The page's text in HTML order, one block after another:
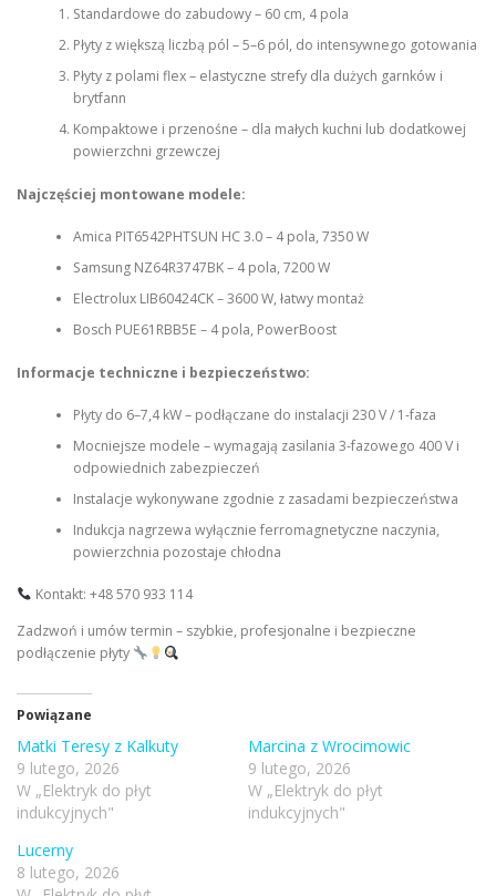
Standardowe do zabudowy – 60 cm, 4 pola
Płyty z większą liczbą pól – 5–6 pól, do intensywnego gotowania
Płyty z polami flex – elastyczne strefy dla dużych garnków i
brytfann
Kompaktowe i przenośne – dla małych kuchni lub dodatkowej
powierzchni grzewczej
Najczęściej montowane modele:
Amica PIT6542PHTSUN HC 3.0 – 4 pola, 7350 W
Samsung NZ64R3747BK – 4 pola, 7200 W
Electrolux LIB60424CK – 3600 W, łatwy montaż
Bosch PUE61RBB5E – 4 pola, PowerBoost
Informacje techniczne i bezpieczeństwo:
Płyty do 6–7,4 kW – podłączane do instalacji 230 V / 1-faza
Mocniejsze modele – wymagają zasilania 3-fazowego 400 V i
odpowiednich zabezpieczeń
Instalacje wykonywane zgodnie z zasadami bezpieczeństwa
Indukcja nagrzewa wyłącznie ferromagnetyczne naczynia,
powierzchnia pozostaje chłodna
Kontakt: +48 570 933 114
Zadzwoń i umów termin – szybkie, profesjonalne i bezpieczne
podłączenie płyty
Powiązane
Matki Teresy z Kalkuty
9 lutego, 2026
W „Elektryk do płyt
indukcyjnych"
Marcina z Wrocimowic
9 lutego, 2026
W „Elektryk do płyt
indukcyjnych"
Lucerny
8 lutego, 2026